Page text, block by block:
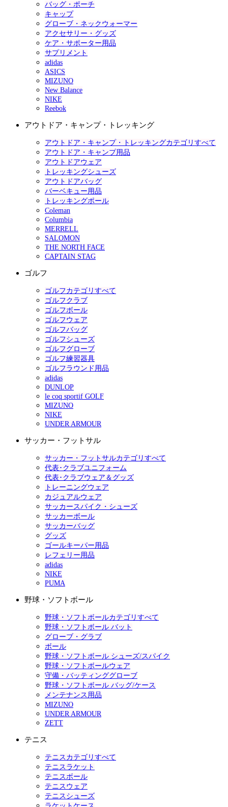
バッグ・ポーチ
キャップ
グローブ・ネックウォーマー
アクセサリー・グッズ
ケア・サポーター用品
サプリメント
adidas
ASICS
MIZUNO
New Balance
NIKE
Reebok
アウトドア・キャンプ・トレッキング
アウトドア・キャンプ・トレッキングカテゴリすべて
アウトドア・キャンプ用品
アウトドアウェア
トレッキングシューズ
アウトドアバッグ
バーベキュー用品
トレッキングポール
Coleman
Columbia
MERRELL
SALOMON
THE NORTH FACE
CAPTAIN STAG
ゴルフ
ゴルフカテゴリすべて
ゴルフクラブ
ゴルフボール
ゴルフウェア
ゴルフバッグ
ゴルフシューズ
ゴルフグローブ
ゴルフ練習器具
ゴルフラウンド用品
adidas
DUNLOP
le coq sportif GOLF
MIZUNO
NIKE
UNDER ARMOUR
サッカー・フットサル
サッカー・フットサルカテゴリすべて
代表･クラブユニフォーム
代表･クラブウェア＆グッズ
トレーニングウェア
カジュアルウェア
サッカースパイク・シューズ
サッカーボール
サッカーバッグ
グッズ
ゴールキーパー用品
レフェリー用品
adidas
NIKE
PUMA
野球・ソフトボール
野球・ソフトボールカテゴリすべて
野球・ソフトボール バット
グローブ・グラブ
ボール
野球・ソフトボール シューズ/スパイク
野球・ソフトボールウェア
守備・バッティンググローブ
野球・ソフトボール バッグ/ケース
メンテナンス用品
MIZUNO
UNDER ARMOUR
ZETT
テニス
テニスカテゴリすべて
テニスラケット
テニスボール
テニスウェア
テニスシューズ